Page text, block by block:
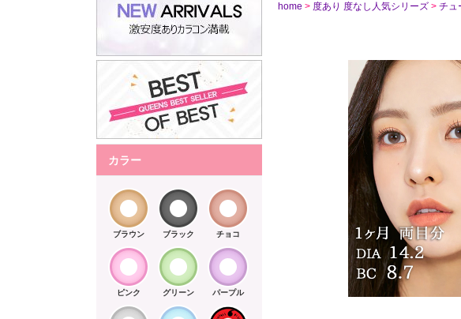
カラー
ブラウン ブラック チョコ
ピンク グリーン パープル
home > 度あり 度なし人気シリーズ > チュ